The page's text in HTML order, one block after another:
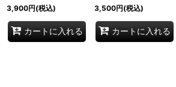
3,900円(税込)
カートに入れる
3,500円(税込)
カートに入れる